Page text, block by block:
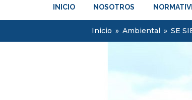
INICIO NOSOTROS
Inicio » Ambiental » SE